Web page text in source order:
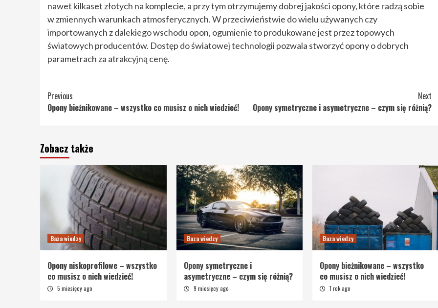
nawet kilkaset złotych na komplecie, a przy tym otrzymujemy dobrej jakości opony, które radzą sobie
w zmiennych warunkach atmosferycznych. W przeciwieństwie do wielu używanych czy
importowanych z dalekiego wschodu opon, ogumienie to produkowane jest przez topowych
światowych producentów. Dostęp do światowej technologii pozwala stworzyć opony o dobrych
parametrach za atrakcyjną cenę.
Continue
Reading
Previous
Opony bieżnikowane – wszystko co musisz o nich wiedzieć!
Next
Opony symetryczne i asymetryczne – czym się różnią?
Zobacz także
Baza wiedzy
Opony niskoprofilowe – wszystko
co musisz o nich wiedzieć!
5 miesięcy ago
Baza wiedzy
Opony symetryczne i
asymetryczne – czym się różnią?
9 miesięcy ago
Baza wiedzy
Opony bieżnikowane – wszystko
co musisz o nich wiedzieć!
1 rok ago